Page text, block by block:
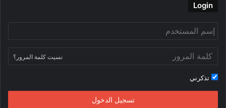
Login
نسيت كلمة المرور؟
تذكرني
تسجيل الدخول